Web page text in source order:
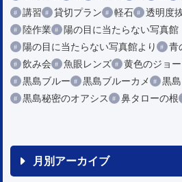
講習
貸切プラン 軽石 透明度
陸作業
陽の目に当たらない写真館
陽の目に当たらない写真館より
青
飲み会
魚眼レンズ 黄色のジョ
黒島ブルー
黒島ブルーカメ
黒
黒島秘密のオアシス
鼻タローの根
月別アーカイブ